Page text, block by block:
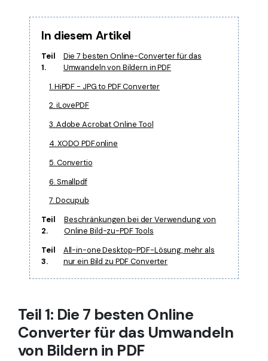
In diesem Artikel
Teil
1.
Die 7 besten Online-Converter für das
Umwandeln von Bildern in PDF
1. HiPDF - JPG to PDF Converter
2. iLovePDF
3. Adobe Acrobat Online Tool
4. XODO PDF.online
5. Convertio
6. Smallpdf
7. Docupub
Teil
2.
Beschränkungen bei der Verwendung von
Online Bild-zu-PDF Tools
Teil
3.
All-in-one Desktop-PDF-Lösung, mehr als
nur ein Bild zu PDF Converter
Teil 1: Die 7 besten Online
Converter für das Umwandeln
von Bildern in PDF